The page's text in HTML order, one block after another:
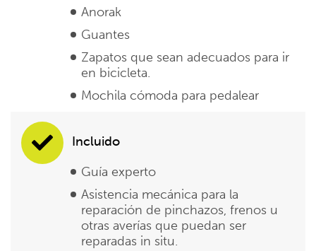
Anorak
Guantes
Zapatos que sean adecuados para ir
en bicicleta.
Mochila cómoda para pedalear
Incluido
Guía experto
Asistencia mecánica para la
reparación de pinchazos, frenos u
otras averías que puedan ser
reparadas in situ.